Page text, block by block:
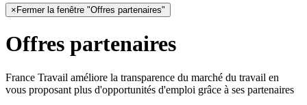
× Fermer la fenêtre "Offres partenaires"
Offres partenaires
France Travail améliore la transparence du marché du travail en
vous proposant plus d'opportunités d'emploi grâce à ses partenaires